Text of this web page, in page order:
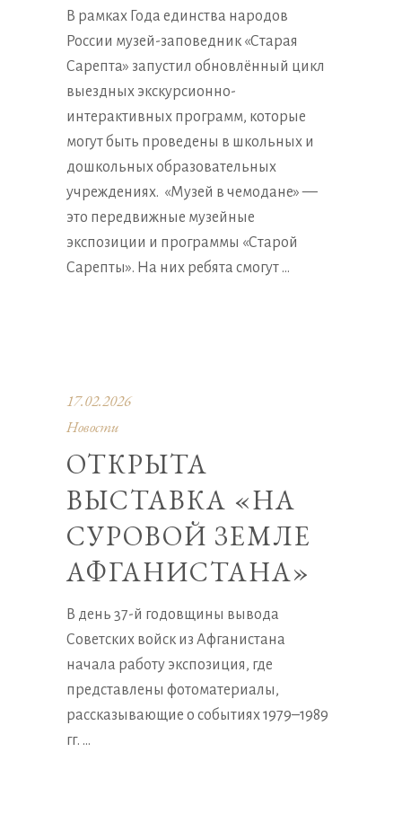
В рамках Года единства народов
России музей-заповедник «Старая
Сарепта» запустил обновлённый цикл
выездных экскурсионно-
интерактивных программ, которые
могут быть проведены в школьных и
дошкольных образовательных
учреждениях. «Музей в чемодане» —
это передвижные музейные
экспозиции и программы «Старой
Сарепты». На них ребята смогут
17.02.2026
Новости
ОТКРЫТА
ВЫСТАВКА «НА
СУРОВОЙ ЗЕМЛЕ
АФГАНИСТАНА»
В день 37-й годовщины вывода
Советских войск из Афганистана
начала работу экспозиция, где
представлены фотоматериалы,
рассказывающие о событиях 1979–1989
гг.